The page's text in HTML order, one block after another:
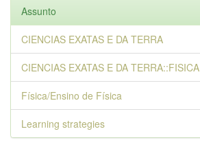
Assunto
CIENCIAS EXATAS E DA TERRA
CIENCIAS EXATAS E DA TERRA::FISICA
Física/Ensino de Física
Learning strategies